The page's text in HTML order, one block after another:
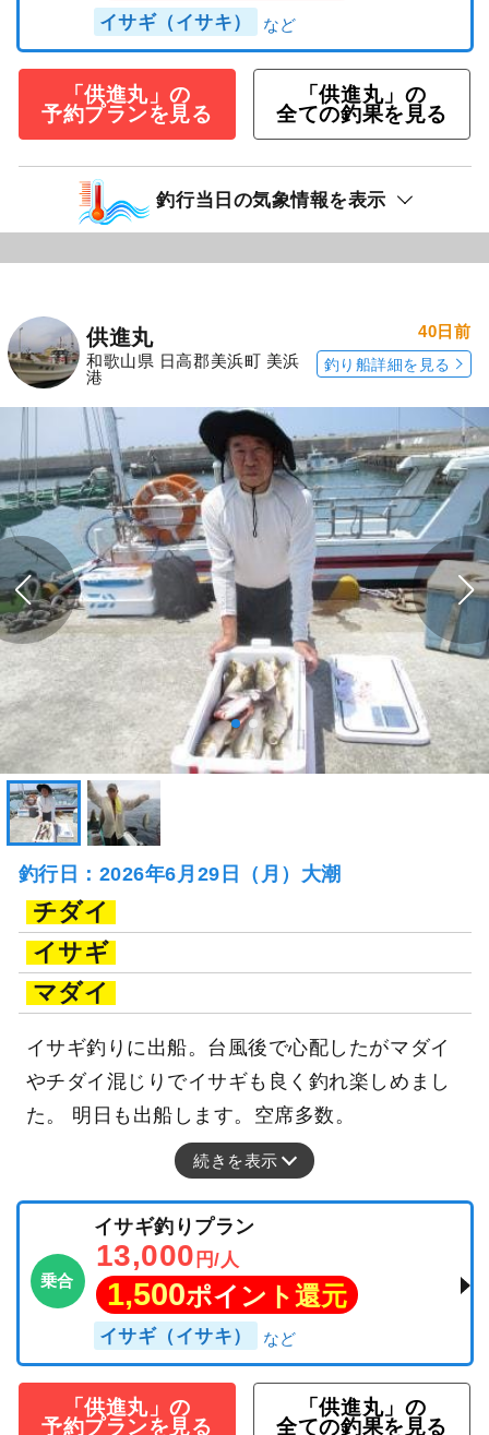
イサギ（イサキ）
「供進丸」の
予約プランを見る
「供進丸」の
全ての釣果を見る
釣行当日の気象情報を表示
供進丸
和歌山県 日高郡美浜町 美浜
港
40日前
釣り船詳細を見る
釣行日：2026年6月29日（月）大潮
チダイ
イサギ
マダイ
イサギ釣りに出船。台風後で心配したがマダイ
やチダイ混じりでイサギも良く釣れ楽しめまし
た。 明日も出船します。空席多数。
続きを表示
乗合
イサギ釣りプラン
13,000 円/人
1,500ポイント還元
イサギ（イサキ）
「供進丸」の
予約プランを見る
「供進丸」の
全ての釣果を見る